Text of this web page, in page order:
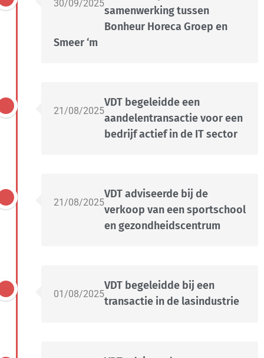
30/09/2025
samenwerking tussen
Bonheur Horeca Groep en
Smeer ‘m
21/08/2025
VDT begeleidde een
aandelentransactie voor een
bedrijf actief in de IT sector
21/08/2025
VDT adviseerde bij de
verkoop van een sportschool
en gezondheidscentrum
01/08/2025
VDT begeleidde bij een
transactie in de lasindustrie